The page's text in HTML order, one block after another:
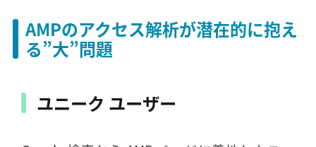
AMPのアクセス解析が潜在的に抱え
る”大”問題
ユニーク ユーザー